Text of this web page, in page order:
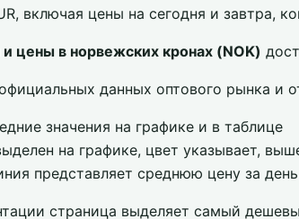
включая цены на сегодня и завтра,
цены в норвежских кронах (NOK)
данных оптового рынка и
значения на графике и в таблице
на графике, цвет указывает,
представляет среднюю цену за день
страница выделяет самый